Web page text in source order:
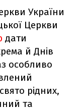
України
Церкви
дати
й Днів
особливо
рідних,
та